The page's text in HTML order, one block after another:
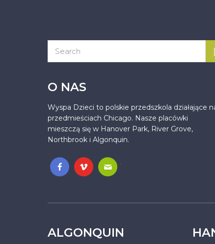
O NAS
Wyspa Dzieci to polskie przedszkola działające
przedmieściach Chicago. Nasze placówki
mieszczą się w Hanover Park, River Grove,
Northbrook i Algonquin.
.
ALGONQUIN